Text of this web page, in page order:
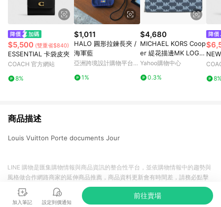
$5,500 (雙重省$840)
ESSENTIAL 卡袋皮夾
COACH 官方網站
8%
$1,011
HALO 圓形拉鍊長夾 /
海軍藍
亞洲跨境設計購物平台
1%
$4,680
MICHAEL KORS Coop
er 緹花描邊MK LOGO
ㄇ型拉鍊長夾(海軍藍)
Yahoo購物中心
0.3%
商品描述
Louis Vuitton Porte documents Jour
加入筆記 設定到價通知
前往賣場
LINE 購物是匯集購物情報與商品資訊的整合性平台，並依購物情報中的趨勢與
風格做合作網路商家的延伸商品推薦，商品資料更新會有時間差，請務必點擊
商品至各合作網路商家，確認現售價與購物條件，一切資訊以合作廠商網頁為
準。